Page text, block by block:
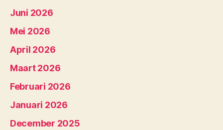
Juni 2026
Mei 2026
April 2026
Maart 2026
Februari 2026
Januari 2026
December 2025